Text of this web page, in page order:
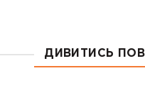
ДИВИТИСЬ